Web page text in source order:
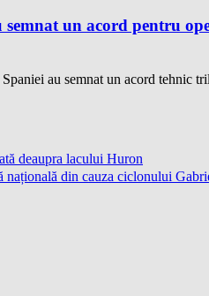
un acord pentru
au semnat un acord tehnic
deaupra lacului Huron
națională din cauza ciclonului